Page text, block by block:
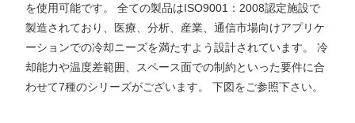
を使用可能です。 全ての製品はISO9001：2008認定施設で
製造されており、医療、分析、産業、通信市場向けアプリケ
ーションでの冷却ニーズを満たすよう設計されています。 冷
却能力や温度差範囲、スペース面での制約といった要件に合
わせて7種のシリーズがございます。 下図をご参照下さい。